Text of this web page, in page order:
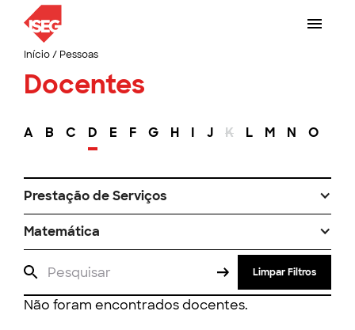
Início/ Pessoas
Docentes
A B C D E F G H I J K L M N O
Prestação de Serviços
Matemática
Limpar Filtros
Não foram encontrados docentes.